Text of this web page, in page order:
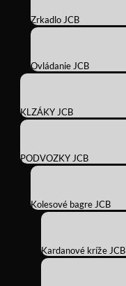
Zrkadlo JCB
Ovládanie JCB
KLZÁKY JCB
PODVOZKY JCB
Kolesové bagre JCB
Kardanové kríže JCB